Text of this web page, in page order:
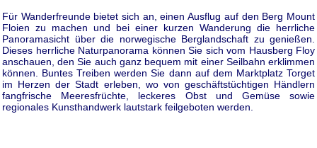
Für Wanderfreunde bietet sich an, einen Ausflug auf den Berg Mount
Floien zu machen und bei einer kurzen Wanderung die herrliche
Panoramasicht über die norwegische Berglandschaft zu genießen.
Dieses herrliche Naturpanorama können Sie sich vom Hausberg Floy
anschauen, den Sie auch ganz bequem mit einer Seilbahn erklimmen
können. Buntes Treiben werden Sie dann auf dem Marktplatz Torget
im Herzen der Stadt erleben, wo von geschäftstüchtigen Händlern
fangfrische Meeresfrüchte, leckeres Obst und Gemüse sowie
regionales Kunsthandwerk lautstark feilgeboten werden.